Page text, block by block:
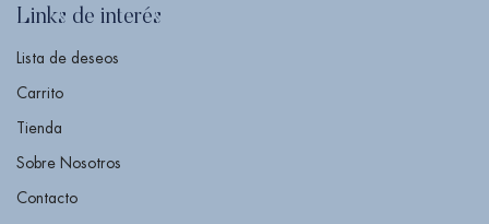
Links de interés
Lista de deseos
Carrito
Tienda
Sobre Nosotros
Contacto